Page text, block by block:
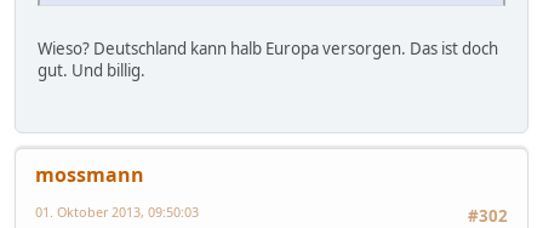
Wieso? Deutschland kann halb Europa versorgen. Das ist doch
gut. Und billig.
mossmann
#302
01. Oktober 2013, 09:50:03